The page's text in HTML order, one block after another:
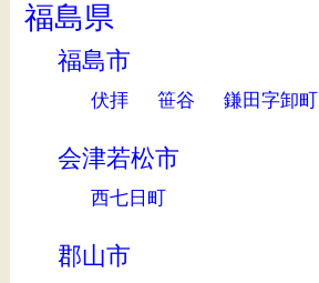
福島県
福島市
伏拝 笹谷 鎌田字卸町
会津若松市
西七日町
郡山市